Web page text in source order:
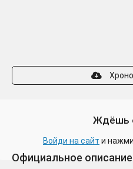
Ждёшь
Войди на сайт и
Официальное описание